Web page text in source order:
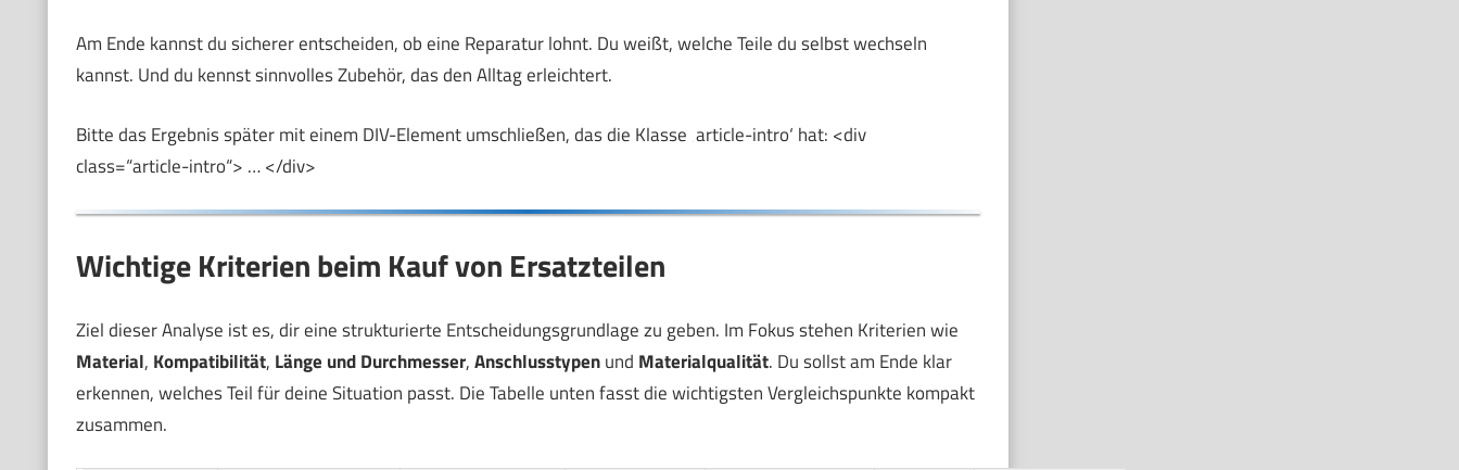
Am Ende kannst du sicherer entscheiden, ob eine Reparatur lohnt. Du weißt, welche Teile du selbst wechseln
kannst. Und du kennst sinnvolles Zubehör, das den Alltag erleichtert.
Bitte das Ergebnis später mit einem DIV-Element umschließen, das die Klasse ‚article-intro‘ hat: <div
class=“article-intro“> … </div>
Wichtige Kriterien beim Kauf von Ersatzteilen
Ziel dieser Analyse ist es, dir eine strukturierte Entscheidungsgrundlage zu geben. Im Fokus stehen Kriterien wie
Material, Kompatibilität, Länge und Durchmesser,Anschlusstypenund Materialqualität. Du sollst am Ende klar
erkennen, welches Teil für deine Situation passt. Die Tabelle unten fasst die wichtigsten Vergleichspunkte kompakt
zusammen.